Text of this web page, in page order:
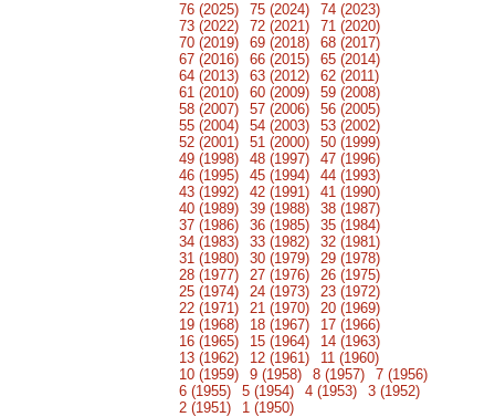
76 (2025) 75 (2024)
74 (2023)
73 (2022)
72 (2021)
71 (2020)
70 (2019)
69 (2018)
68 (2017)
67 (2016)
66 (2015)
65 (2014)
64 (2013)
63 (2012)
62 (2011)
61 (2010)
60 (2009)
59 (2008)
58 (2007)
57 (2006)
56 (2005)
55 (2004)
54 (2003)
53 (2002)
52 (2001)
51 (2000)
50 (1999)
49 (1998)
48 (1997)
47 (1996)
46 (1995)
45 (1994)
44 (1993)
43 (1992)
42 (1991)
41 (1990)
40 (1989)
39 (1988)
38 (1987)
37 (1986)
36 (1985)
35 (1984)
34 (1983)
33 (1982)
32 (1981)
31 (1980)
30 (1979)
29 (1978)
28 (1977)
27 (1976)
26 (1975)
25 (1974)
24 (1973)
23 (1972)
22 (1971)
21 (1970)
20 (1969)
19 (1968)
18 (1967)
17 (1966)
16 (1965)
15 (1964)
14 (1963)
13 (1962)
12 (1961)
11 (1960)
10 (1959)
9 (1958) 8 (1957)
7 (1956)
6 (1955)
5 (1954) 4 (1953)
3 (1952)
2 (1951)
1 (1950)